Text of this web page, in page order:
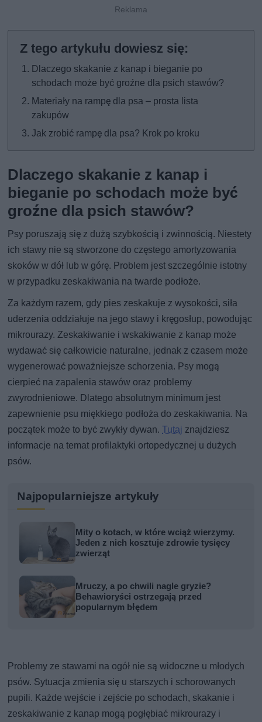
Dlaczego skakanie z kanap i bieganie po
schodach może być groźne dla psich stawów?
Materiały na rampę dla psa – prosta lista
zakupów
Jak zrobić rampę dla psa? Krok po kroku
Dlaczego skakanie z kanap i
bieganie po schodach może być
groźne dla psich stawów?
Psy poruszają się z dużą szybkością i zwinnością. Niestety
ich stawy nie są stworzone do częstego amortyzowania
skoków w dół lub w górę. Problem jest szczególnie istotny
w przypadku zeskakiwania na twarde podłoże.
Za każdym razem, gdy pies zeskakuje z wysokości, siła
uderzenia oddziałuje na jego stawy i kręgosłup, powodując
mikrourazy. Zeskakiwanie i wskakiwanie z kanap może
wydawać się całkowicie naturalne, jednak z czasem może
wygenerować poważniejsze schorzenia. Psy mogą
cierpieć na zapalenia stawów oraz problemy
zwyrodnieniowe. Dlatego absolutnym minimum jest
zapewnienie psu miękkiego podłoża do zeskakiwania. Na
początek może to być zwykły dywan.Tutaj znajdziesz
informacje na temat profilaktyki ortopedycznej u dużych
psów.
Najpopularniejsze artykuły
Mity o kotach, w które wciąż wierzymy.
Jeden z nich kosztuje zdrowie tysięcy
zwierząt
Mruczy, a po chwili nagle gryzie?
Behawioryści ostrzegają przed
popularnym błędem
Problemy ze stawami na ogół nie są widoczne u młodych
psów. Sytuacja zmienia się u starszych i schorowanych
pupili. Każde wejście i zejście po schodach, skakanie i
zeskakiwanie z kanap mogą pogłębiać mikrourazy i